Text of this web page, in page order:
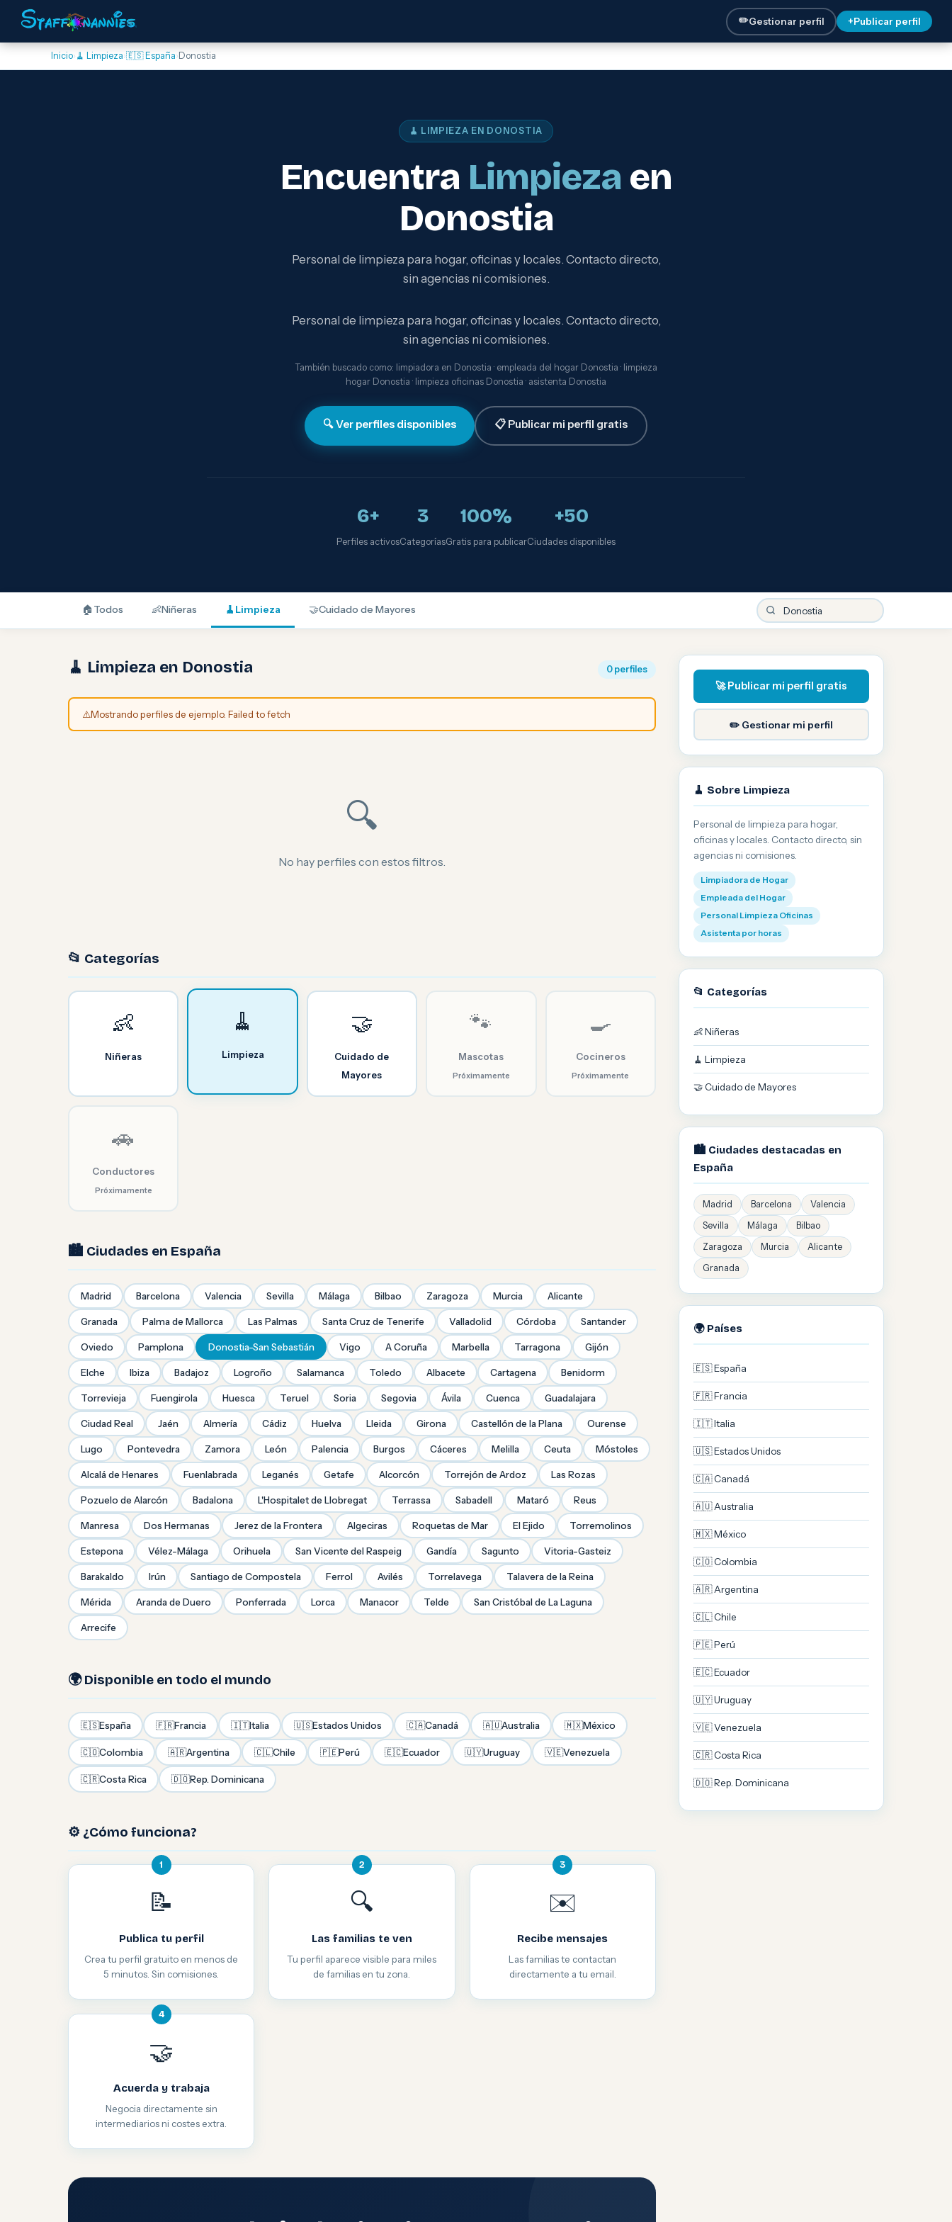
✏️Gestionar perfil +Publicar perfil
Inicio› 🧹 Limpieza›🇪🇸 España› Donostia
🧹 LIMPIEZA EN DONOSTIA
Encuentra Limpieza en
Donostia
Personal de limpieza para hogar, oficinas y locales. Contacto directo,
sin agencias ni comisiones.
Personal de limpieza para hogar, oficinas y locales. Contacto directo,
sin agencias ni comisiones.
También buscado como: limpiadora en Donostia · empleada del hogar Donostia · limpieza
hogar Donostia · limpieza oficinas Donostia · asistenta Donostia
🔍 Ver perfiles disponibles 📋 Publicar mi perfil gratis
6+
Perfiles activos
3
Categorías
100%
Gratis para publicar
+50
Ciudades disponibles
🏠 Todos 👶Niñeras 🧹 Limpieza 🤝Cuidado de Mayores
🧹 Limpieza en Donostia 0 perfiles
⚠️Mostrando perfiles de ejemplo. Failed to fetch
🔍
No hay perfiles con estos filtros.
📂 Categorías
👶
Niñeras
🧹
Limpieza
🤝
Cuidado de
Mayores
🐾
Mascotas
Próximamente
🍳
Cocineros
Próximamente
🚗
Conductores
Próximamente
🏙️ Ciudades en España
Madrid Barcelona Valencia Sevilla Málaga Bilbao Zaragoza Murcia Alicante
Granada Palma de Mallorca Las Palmas Santa Cruz de Tenerife Valladolid Córdoba Santander
Oviedo Pamplona Donostia-San Sebastián Vigo A Coruña Marbella Tarragona Gijón
Elche Ibiza Badajoz Logroño Salamanca Toledo Albacete Cartagena Benidorm
Torrevieja Fuengirola Huesca Teruel Soria Segovia Ávila Cuenca Guadalajara
Ciudad Real Jaén Almería Cádiz Huelva Lleida Girona Castellón de la Plana Ourense
Lugo Pontevedra Zamora León Palencia Burgos Cáceres Melilla Ceuta Móstoles
Alcalá de Henares Fuenlabrada Leganés Getafe Alcorcón Torrejón de Ardoz Las Rozas
Pozuelo de Alarcón Badalona L'Hospitalet de Llobregat Terrassa Sabadell Mataró Reus
Manresa Dos Hermanas Jerez de la Frontera Algeciras Roquetas de Mar El Ejido Torremolinos
Estepona Vélez-Málaga Orihuela San Vicente del Raspeig Gandía Sagunto Vitoria-Gasteiz
Barakaldo Irún Santiago de Compostela Ferrol Avilés Torrelavega Talavera de la Reina
Mérida Aranda de Duero Ponferrada Lorca Manacor Telde San Cristóbal de La Laguna
Arrecife
🌍 Disponible en todo el mundo
🇪🇸España 🇫🇷Francia 🇮🇹Italia 🇺🇸Estados Unidos 🇨🇦Canadá 🇦🇺Australia 🇲🇽México
🇨🇴Colombia 🇦🇷Argentina 🇨🇱Chile 🇵🇪Perú 🇪🇨Ecuador 🇺🇾Uruguay 🇻🇪Venezuela
🇨🇷Costa Rica 🇩🇴Rep. Dominicana
⚙️ ¿Cómo funciona?
1
📝
Publica tu perfil
Crea tu perfil gratuito en menos de
5 minutos. Sin comisiones.
2
🔍
Las familias te ven
Tu perfil aparece visible para miles
de familias en tu zona.
3
✉️
Recibe mensajes
Las familias te contactan
directamente a tu email.
4
🤝
Acuerda y trabaja
Negocia directamente sin
intermediarios ni costes extra.
🚀 Publicar mi perfil gratis
✏️ Gestionar mi perfil
🧹 Sobre Limpieza
Personal de limpieza para hogar,
oficinas y locales. Contacto directo, sin
agencias ni comisiones.
Limpiadora de Hogar
Empleada del Hogar
Personal Limpieza Oficinas
Asistenta por horas
📂 Categorías
👶 Niñeras
🧹 Limpieza
🤝 Cuidado de Mayores
🏙️ Ciudades destacadas en
España
Madrid Barcelona
Valencia
Sevilla
Málaga
Bilbao
Zaragoza
Murcia
Alicante
Granada
🌍 Países
🇪🇸 España
🇫🇷 Francia
🇮🇹 Italia
🇺🇸 Estados Unidos
🇨🇦 Canadá
🇦🇺 Australia
🇲🇽 México
🇨🇴 Colombia
🇦🇷 Argentina
🇨🇱 Chile
🇵🇪 Perú
🇪🇨 Ecuador
🇺🇾 Uruguay
🇻🇪 Venezuela
🇨🇷 Costa Rica
🇩🇴 Rep. Dominicana